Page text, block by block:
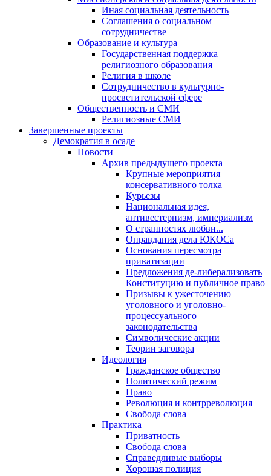
Иная социальная деятельность
Соглашения о социальном
сотрудничестве
Образование и культура
Государственная поддержка
религиозного образования
Религия в школе
Сотрудничество в культурно-
просветительской сфере
Общественность и СМИ
Религиозные СМИ
Завершенные проекты
Демократия в осаде
Новости
Архив предыдущего проекта
Крупные мероприятия
консервативного толка
Курьезы
Национальная идея,
антивестернизм, империализм
О странностях любви...
Оправдания дела ЮКОСа
Основания пересмотра
приватизации
Предложения де-либерализовать
Конституцию и публичное право
Призывы к ужесточению
уголовного и уголовно-
процессуального
законодательства
Символические акции
Теории заговора
Идеология
Гражданское общество
Политический режим
Право
Революция и контрреволюция
Свобода слова
Практика
Приватность
Свобода слова
Справедливые выборы
Хорошая полиция